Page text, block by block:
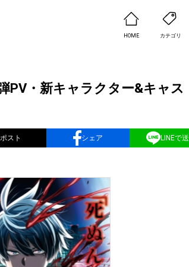
HOME カテゴリ
PV・新キャラクター&キャス
ポスト シェア LINEで